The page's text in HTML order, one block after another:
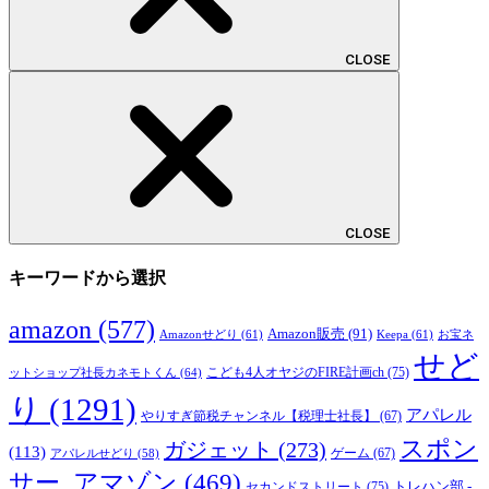
CLOSE
CLOSE
キーワードから選択
amazon (577) Amazonせどり (61) Amazon販売 (91) Keepa (61) お宝ネ
ットショップ社長カネモトくん (64) こども4人オヤジのFIRE計画ch (75) せど
り (1291) やりすぎ節税チャンネル【税理士社長】 (67) アパレル
(113) アパレルせどり (58) ガジェット (273) ゲーム (67) スポン
サー_アマゾン (469)